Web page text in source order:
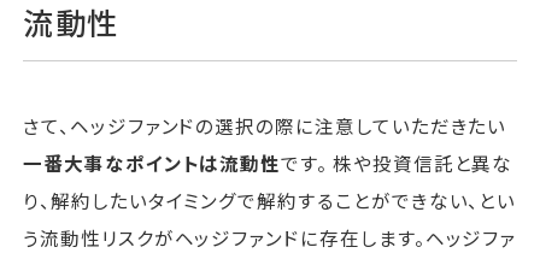
流動性
さて、ヘッジファンドの選択の際に注意していただきたい
一番大事なポイントは流動性です。 株や投資信託と異な
り、解約したいタイミングで解約することができない、とい
う流動性リスクがヘッジファンドに存在します。ヘッジファ